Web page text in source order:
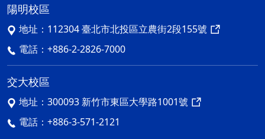
陽明校區
地址： 112304 臺北市北投區立農街2段155號
電話： +886-2-2826-7000
交大校區
地址： 300093 新竹市東區大學路1001號
電話： +886-3-571-2121